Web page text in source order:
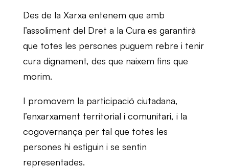
Des de la Xarxa entenem que amb
l’assoliment del Dret a la Cura es garantirà
que totes les persones puguem rebre i tenir
cura dignament, des que naixem fins que
morim.
I promovem la participació ciutadana,
l’enxarxament territorial i comunitari, i la
cogovernança per tal que totes les
persones hi estiguin i se sentin
representades.